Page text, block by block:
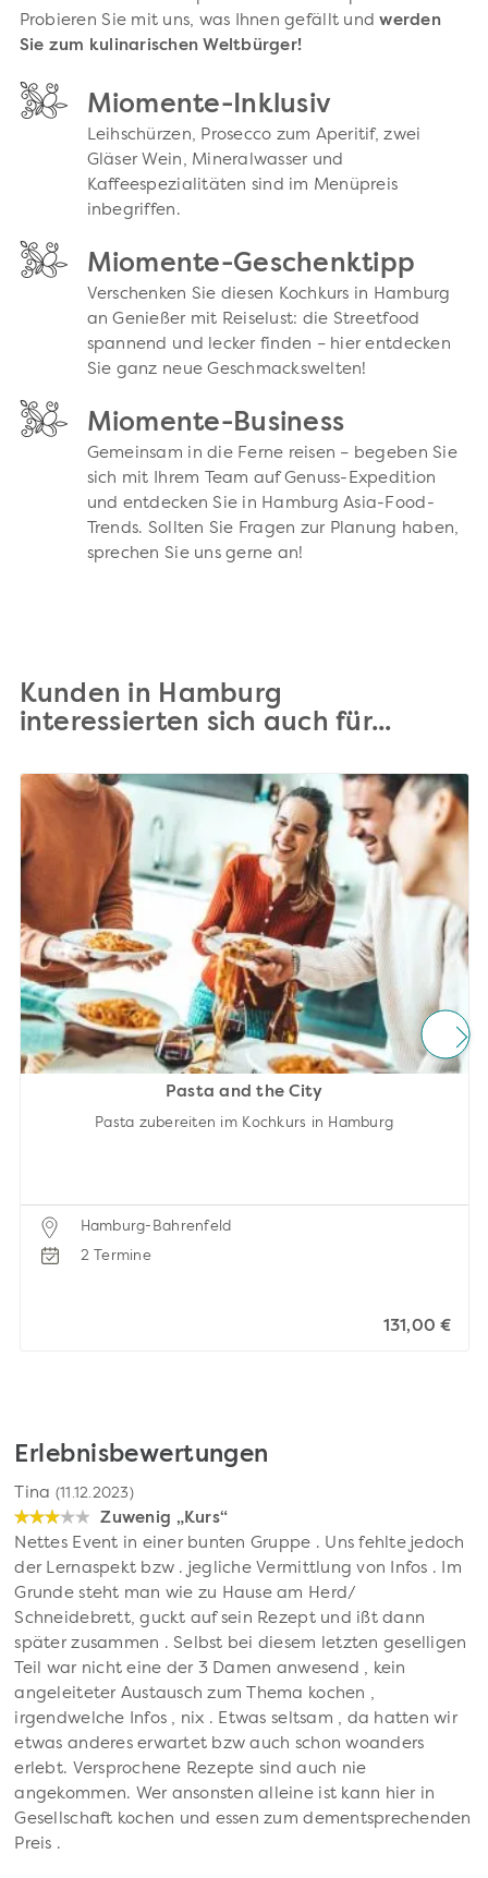
Probieren Sie mit uns, was Ihnen gefällt undwerden
Sie zum kulinarischen Weltbürger!
Miomente-Inklusiv
Leihschürzen, Prosecco zum Aperitif, zwei
Gläser Wein, Mineralwasser und
Kaffeespezialitäten sind im Menüpreis
inbegriffen.
Miomente-Geschenktipp
Verschenken Sie diesen Kochkurs in Hamburg
an Genießer mit Reiselust: die Streetfood
spannend und lecker finden – hier entdecken
Sie ganz neue Geschmackswelten!
Miomente-Business
Gemeinsam in die Ferne reisen – begeben Sie
sich mit Ihrem Team auf Genuss-Expedition
und entdecken Sie in Hamburg Asia-Food-
Trends. Sollten Sie Fragen zur Planung haben,
sprechen Sie uns gerne an!
Kunden in Hamburg
interessierten sich auch für...
Pasta and the City
Pasta zubereiten im Kochkurs in Hamburg
Hamburg-Bahrenfeld
2 Termine
131,00 €
Erlebnisbewertungen
Tina (11.12.2023)
Zuwenig „Kurs“
Nettes Event in einer bunten Gruppe . Uns fehlte jedoch
der Lernaspekt bzw . jegliche Vermittlung von Infos . Im
Grunde steht man wie zu Hause am Herd/
Schneidebrett, guckt auf sein Rezept und ißt dann
später zusammen . Selbst bei diesem letzten geselligen
Teil war nicht eine der 3 Damen anwesend , kein
angeleiteter Austausch zum Thema kochen ,
irgendwelche Infos , nix . Etwas seltsam , da hatten wir
etwas anderes erwartet bzw auch schon woanders
erlebt. Versprochene Rezepte sind auch nie
angekommen. Wer ansonsten alleine ist kann hier in
Gesellschaft kochen und essen zum dementsprechenden
Preis .